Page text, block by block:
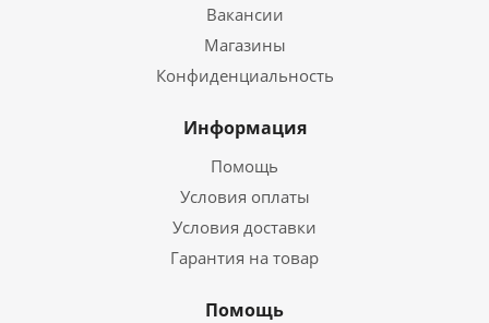
Вакансии
Магазины
Конфиденциальность
Информация
Помощь
Условия оплаты
Условия доставки
Гарантия на товар
Помощь